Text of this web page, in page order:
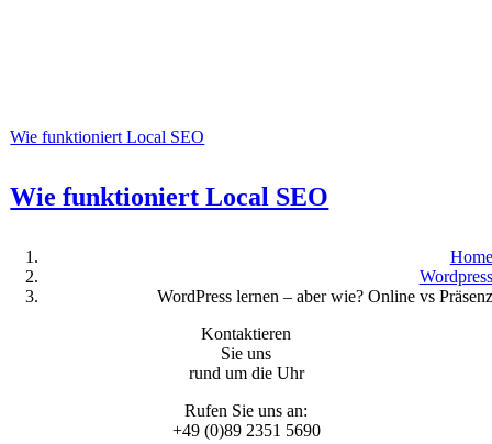
Wie funktioniert Local SEO
Wie funktioniert Local SEO
Home
Wordpress
WordPress lernen – aber wie? Online vs Präsenz
Kontaktieren
Sie uns
rund um die Uhr
Rufen Sie uns an:
+49 (0)89 2351 5690